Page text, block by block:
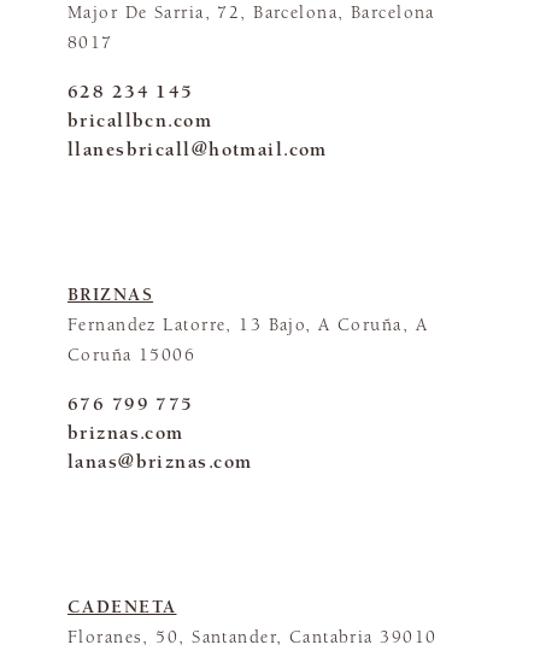
Major De Sarria, 72, Barcelona, Barcelona
8017
628 234 145
bricallbcn.com
llanesbricall@hotmail.com
BRIZNAS
Fernandez Latorre, 13 Bajo, A Coruña, A
Coruña 15006
676 799 775
briznas.com
lanas@briznas.com
CADENETA
Floranes, 50, Santander, Cantabria 39010